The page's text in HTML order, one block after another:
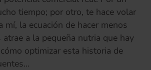
tiempo; por otro, te hace volar
mí, la ecuación de hacer menos
atrae a la pequeña nutria que hay
optimizar esta historia de